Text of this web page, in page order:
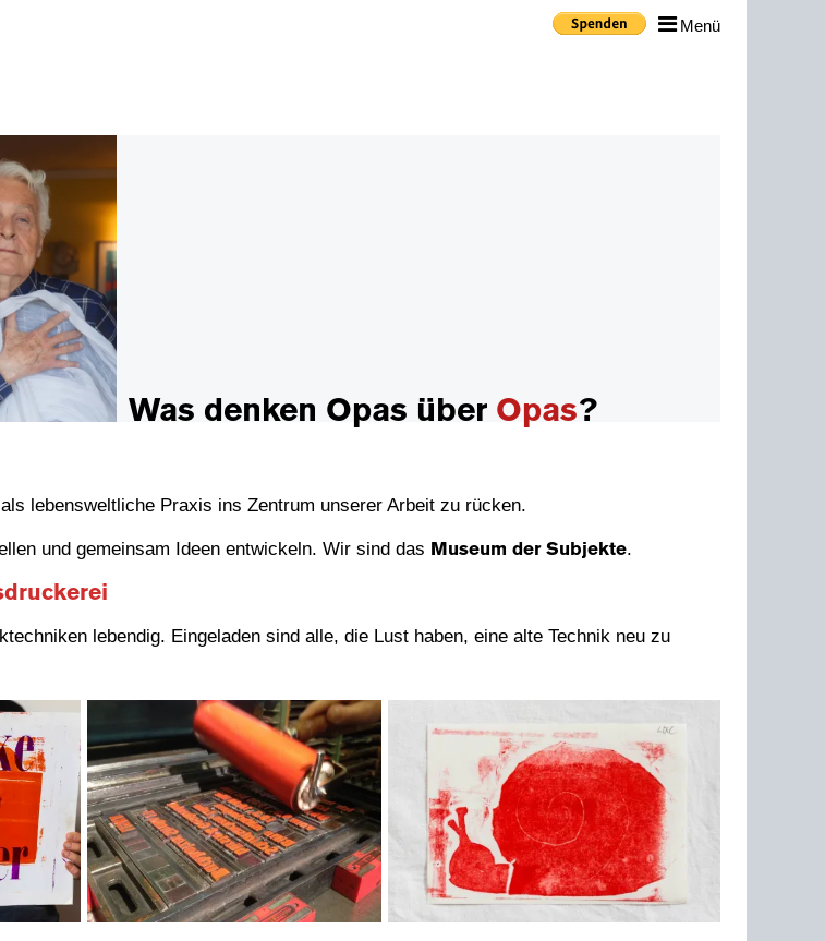
Menü
Was denken Opas über Opas?
lebensweltliche Praxis ins Zentrum unserer Arbeit zu rücken.
und gemeinsam Ideen entwickeln. Wir sind das Museum der Subjekte.
lebendig. Eingeladen sind alle, die Lust haben, eine alte Technik neu zu